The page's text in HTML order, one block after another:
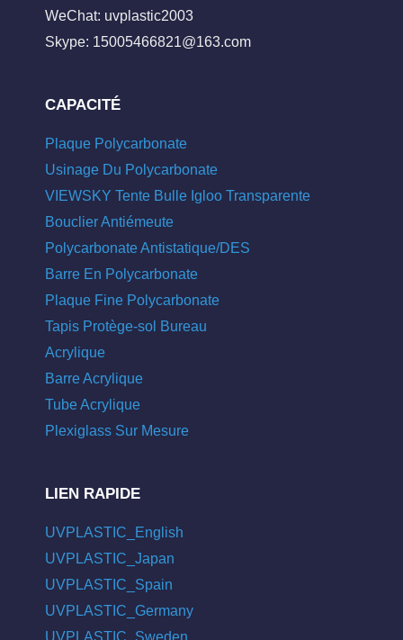
WeChat: uvplastic2003
Skype: 15005466821@163.com
CAPACITÉ
Plaque Polycarbonate
Usinage Du Polycarbonate
VIEWSKY Tente Bulle Igloo Transparente
Bouclier Antiémeute
Polycarbonate Antistatique/DES
Barre En Polycarbonate
Plaque Fine Polycarbonate
Tapis Protège-sol Bureau
Acrylique
Barre Acrylique
Tube Acrylique
Plexiglass Sur Mesure
LIEN RAPIDE
UVPLASTIC_English
UVPLASTIC_Japan
UVPLASTIC_Spain
UVPLASTIC_Germany
UVPLASTIC_Sweden